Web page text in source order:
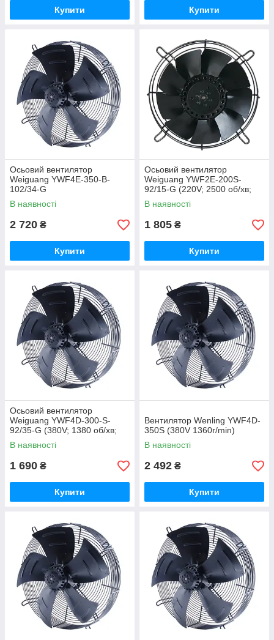
Купити Купити
Осьовий вентилятор
Weiguang YWF4E-350-B-
102/34-G
В наявності
2 720 ₴
Купити
Осьовий вентилятор
Weiguang YWF2E-200S-
92/15-G (220V; 2500 об/хв;
780 м3/год)
В наявності
1 805 ₴
Купити
Осьовий вентилятор
Weiguang YWF4D-300-S-
92/35-G (380V; 1380 об/хв;
1563 м3/год.)
В наявності
1 690 ₴
Купити
Вентилятор Wenling YWF4D-
350S (380V 1360r/min)
В наявності
2 492 ₴
Купити